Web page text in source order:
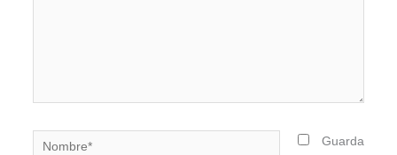
Nombre*
Guarda